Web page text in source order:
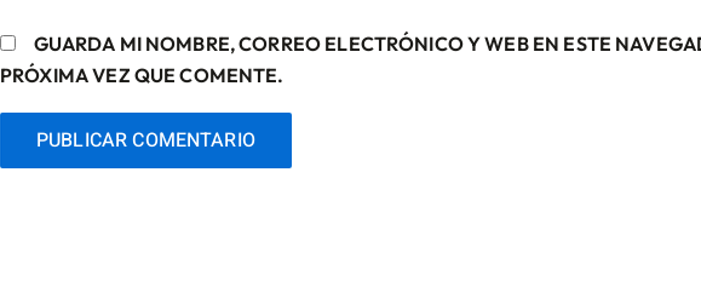
GUARDA MI NOMBRE, CORREO ELECTRÓNICO Y WEB EN ESTE
PRÓXIMA VEZ QUE COMENTE.